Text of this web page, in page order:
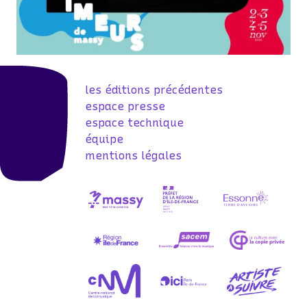
les éditions précédentes
espace presse
espace technique
équipe
mentions légales